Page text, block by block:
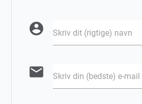
account_circle Skriv dit (rigtige) navn
email Skriv din (bedste) e-mail